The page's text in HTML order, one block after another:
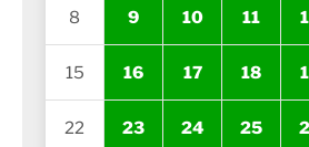
8 9 10 11
15 16 17 18
22 23 24 25